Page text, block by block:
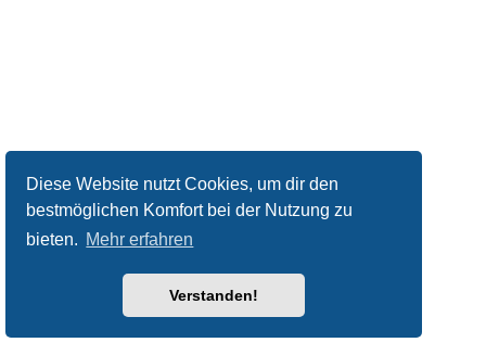
Diese Website nutzt Cookies, um dir den
bestmöglichen Komfort bei der Nutzung zu
bieten. Mehr erfahren
Verstanden!